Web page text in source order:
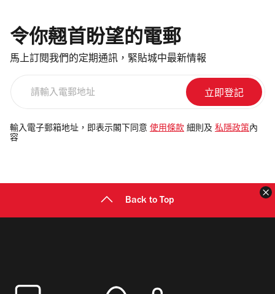
令你翹首盼望的電郵
馬上訂閱我們的定期通訊，緊貼城中最新情報
電
郵
輸入電子郵箱地址，即表示閣下同意 使用條款 細則及 私隱政策 內
容
Back to Top